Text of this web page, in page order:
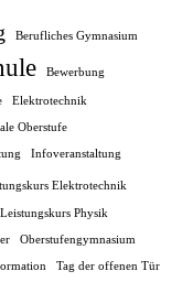
Berufliches Gymnasium
Bewerbung
Elektrotechnik
Oberstufe
Infoveranstaltung
Elektrotechnik
Leistungskurs Physik
Oberstufengymnasium
Tag der offenen Tür